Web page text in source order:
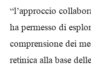
“l’approccio
ha permesso di
comprensione dei
retinica alla base